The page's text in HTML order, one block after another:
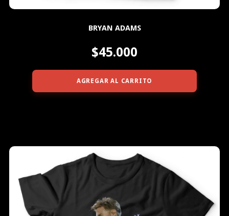
BRYAN ADAMS
$45.000
AGREGAR AL CARRITO